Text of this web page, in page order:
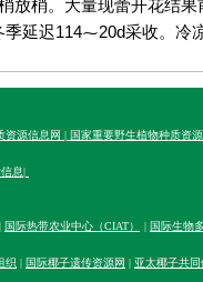
放梢。大量现蕾开花结
延迟114⁓20d采收。冷
资源信息网 | 国家重要野生植物种质资
息|
| 国际热带农业中心（CIAT） | 国际生物
织 | 国际椰子遗传资源网 | 亚太椰子共同